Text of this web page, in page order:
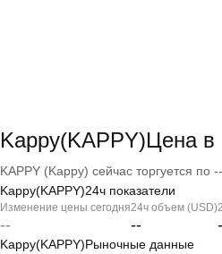
Kappy(KAPPY)Цена
KAPPY (Kappy) сейчас торгуется
Kappy(KAPPY)24ч показатели
Изменение цены сегодня
--
24ч объем (USD)
--
Kappy(KAPPY)Рыночные данные